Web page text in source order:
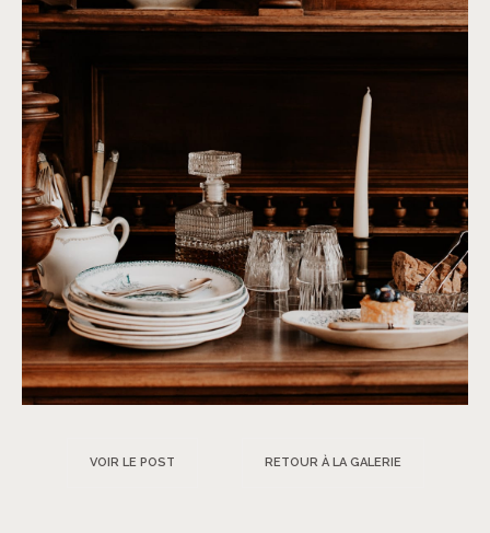
VOIR LE POST RETOUR À LA GALERIE